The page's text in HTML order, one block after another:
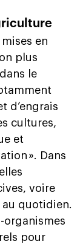
en
plus
le
d’engrais
cultures,
et
». Dans
voire
au quotidien.
organismes
pour